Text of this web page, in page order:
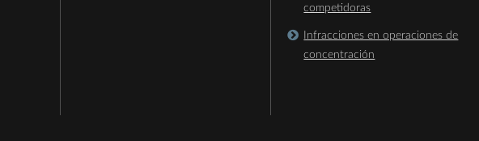
competidoras
Infracciones en operaciones de
concentración